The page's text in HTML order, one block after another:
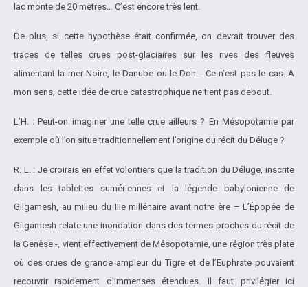
lac monte de 20 mètres… C’est encore très lent.
De plus, si cette hypothèse était confirmée, on devrait trouver des
traces de telles crues post-glaciaires sur les rives des fleuves
alimentant la mer Noire, le Danube ou le Don… Ce n’est pas le cas. A
mon sens, cette idée de crue catastrophique ne tient pas debout.
L’H. : Peut-on imaginer une telle crue ailleurs ? En Mésopotamie par
exemple où l’on situe traditionnellement l’origine du récit du Déluge ?
R. L. : Je croirais en effet volontiers que la tradition du Déluge, inscrite
dans les tablettes sumériennes et la légende babylonienne de
Gilgamesh, au milieu du IIIe millénaire avant notre ère – L’Épopée de
Gilgamesh relate une inondation dans des termes proches du récit de
la Genèse -, vient effectivement de Mésopotamie, une région très plate
où des crues de grande ampleur du Tigre et de l’Euphrate pouvaient
recouvrir rapidement d’immenses étendues. Il faut privilégier ici